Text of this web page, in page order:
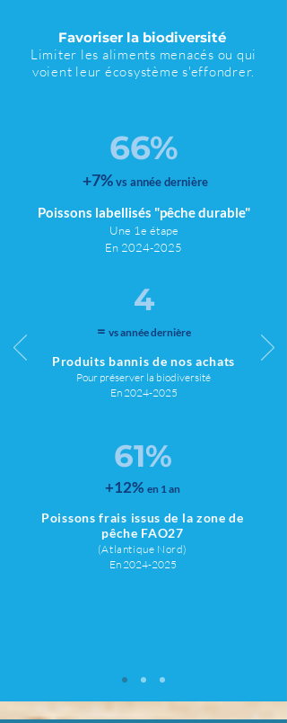
Favoriser la biodiversité
Limiter les aliments menacés ou qui
voient leur écosystème s'effondrer.
66%
+7%vs année dernière
Poissons labellisés "pêche durable"
Une 1e étape
En 2024-2025
4
​= vs année dernière
Produits bannis de nos achats
Pour préserver la biodiversité
En 2024-2025
61%
+12% en 1 an
Poissons frais issus de la zone de
pêche FAO27
(Atlantique Nord)
En 2024-2025